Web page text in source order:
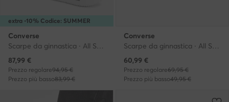
extra -10% Codice: SUMMER
Converse
Scarpe da ginnastica · All Star · Bianco
Prezzo attuale
87,99 €
Prezzo regolare94,95 €
Prezzo più basso83,99 €
Converse
Scarpe da ginnastica · All Star · Blu scuro
Prezzo attuale
60,99 €
Prezzo regolare69,95 €
Prezzo più basso49,95 €